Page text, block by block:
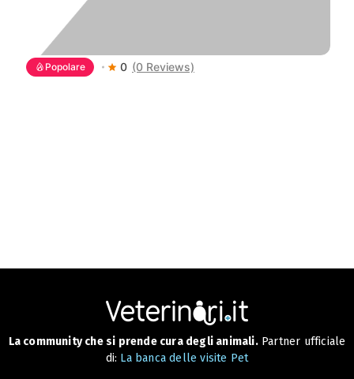
Popolare 0 (0 Reviews)
La community che si prende cura degli animali.Partner ufficiale
di: La banca delle visite Pet